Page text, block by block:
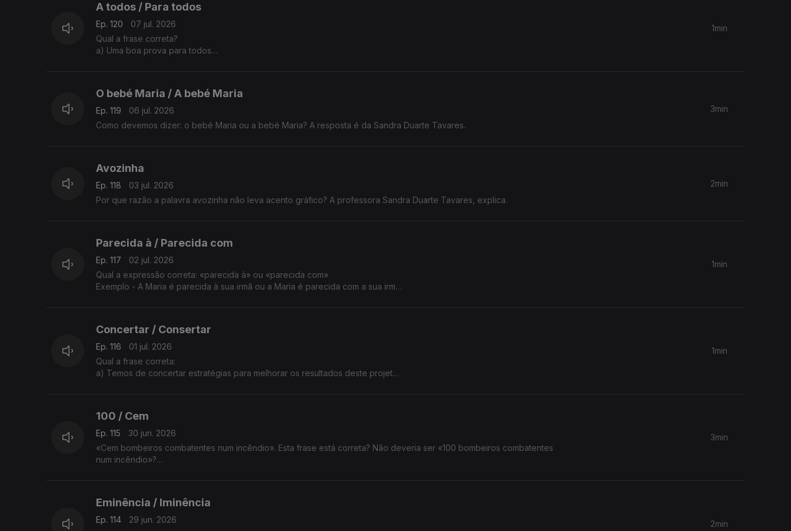
A todos / Para todos
Ep. 120
07 jul. 2026
Qual a frase correta?
a) Uma boa prova para todos
1min
O bebé Maria / A bebé Maria
Ep. 119
06 jul. 2026
Como devemos dizer: o bebé Maria ou a bebé Maria? A resposta é da Sandra Duarte Tavares.
3min
Avozinha
Ep. 118
03 jul. 2026
Por que razão a palavra avozinha não leva acento gráfico? A professora Sandra Duarte Tavares, explica.
2min
Parecida à / Parecida com
Ep. 117
02 jul. 2026
Qual a expressão correta: «parecida à» ou «parecida com»
Exemplo - A Maria é parecida à sua irmã ou a Maria é parecida com a sua irmã?
1min
Concertar / Consertar
Ep. 116
01 jul. 2026
Qual a frase correta:
a) Temos de concertar estratégias para melhorar os resultados deste projeto.
1min
100 / Cem
Ep. 115
30 jun. 2026
«Cem bombeiros combatentes num incêndio». Esta frase está correta? Não deveria ser «100 bombeiros combatentes
num incêndio»?
3min
Eminência / Iminência
Ep. 114
29 jun. 2026
2min